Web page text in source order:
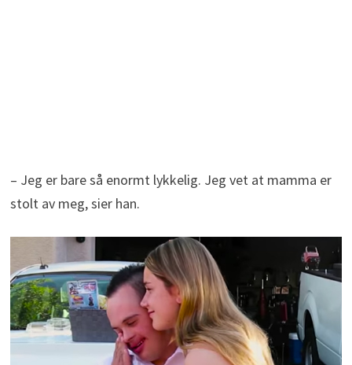
– Jeg er bare så enormt lykkelig. Jeg vet at mamma er
stolt av meg, sier han.